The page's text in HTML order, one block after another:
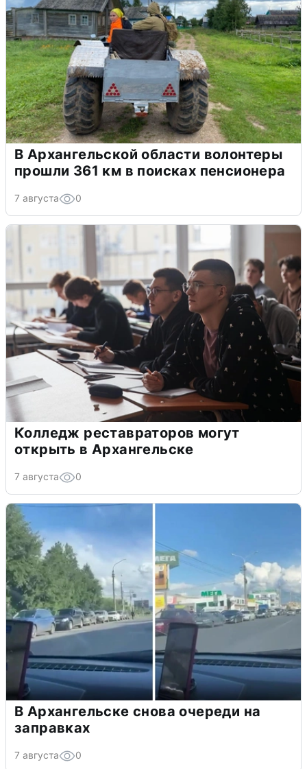
В Архангельской области волонтеры
прошли 361 км в поисках пенсионера
7 августа 0
Колледж реставраторов могут
открыть в Архангельске
7 августа 0
В Архангельске снова очереди на
заправках
7 августа 0